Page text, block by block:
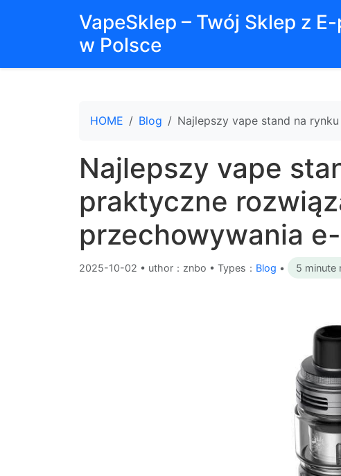
VapeSklep – Twój Sklep z
w Polsce
HOME Blog Najlepszy vape stand na
Najlepszy vape
praktyczne
przechowywania
2025-10-02 • uthor：znbo • Types： Blog • 5 minute